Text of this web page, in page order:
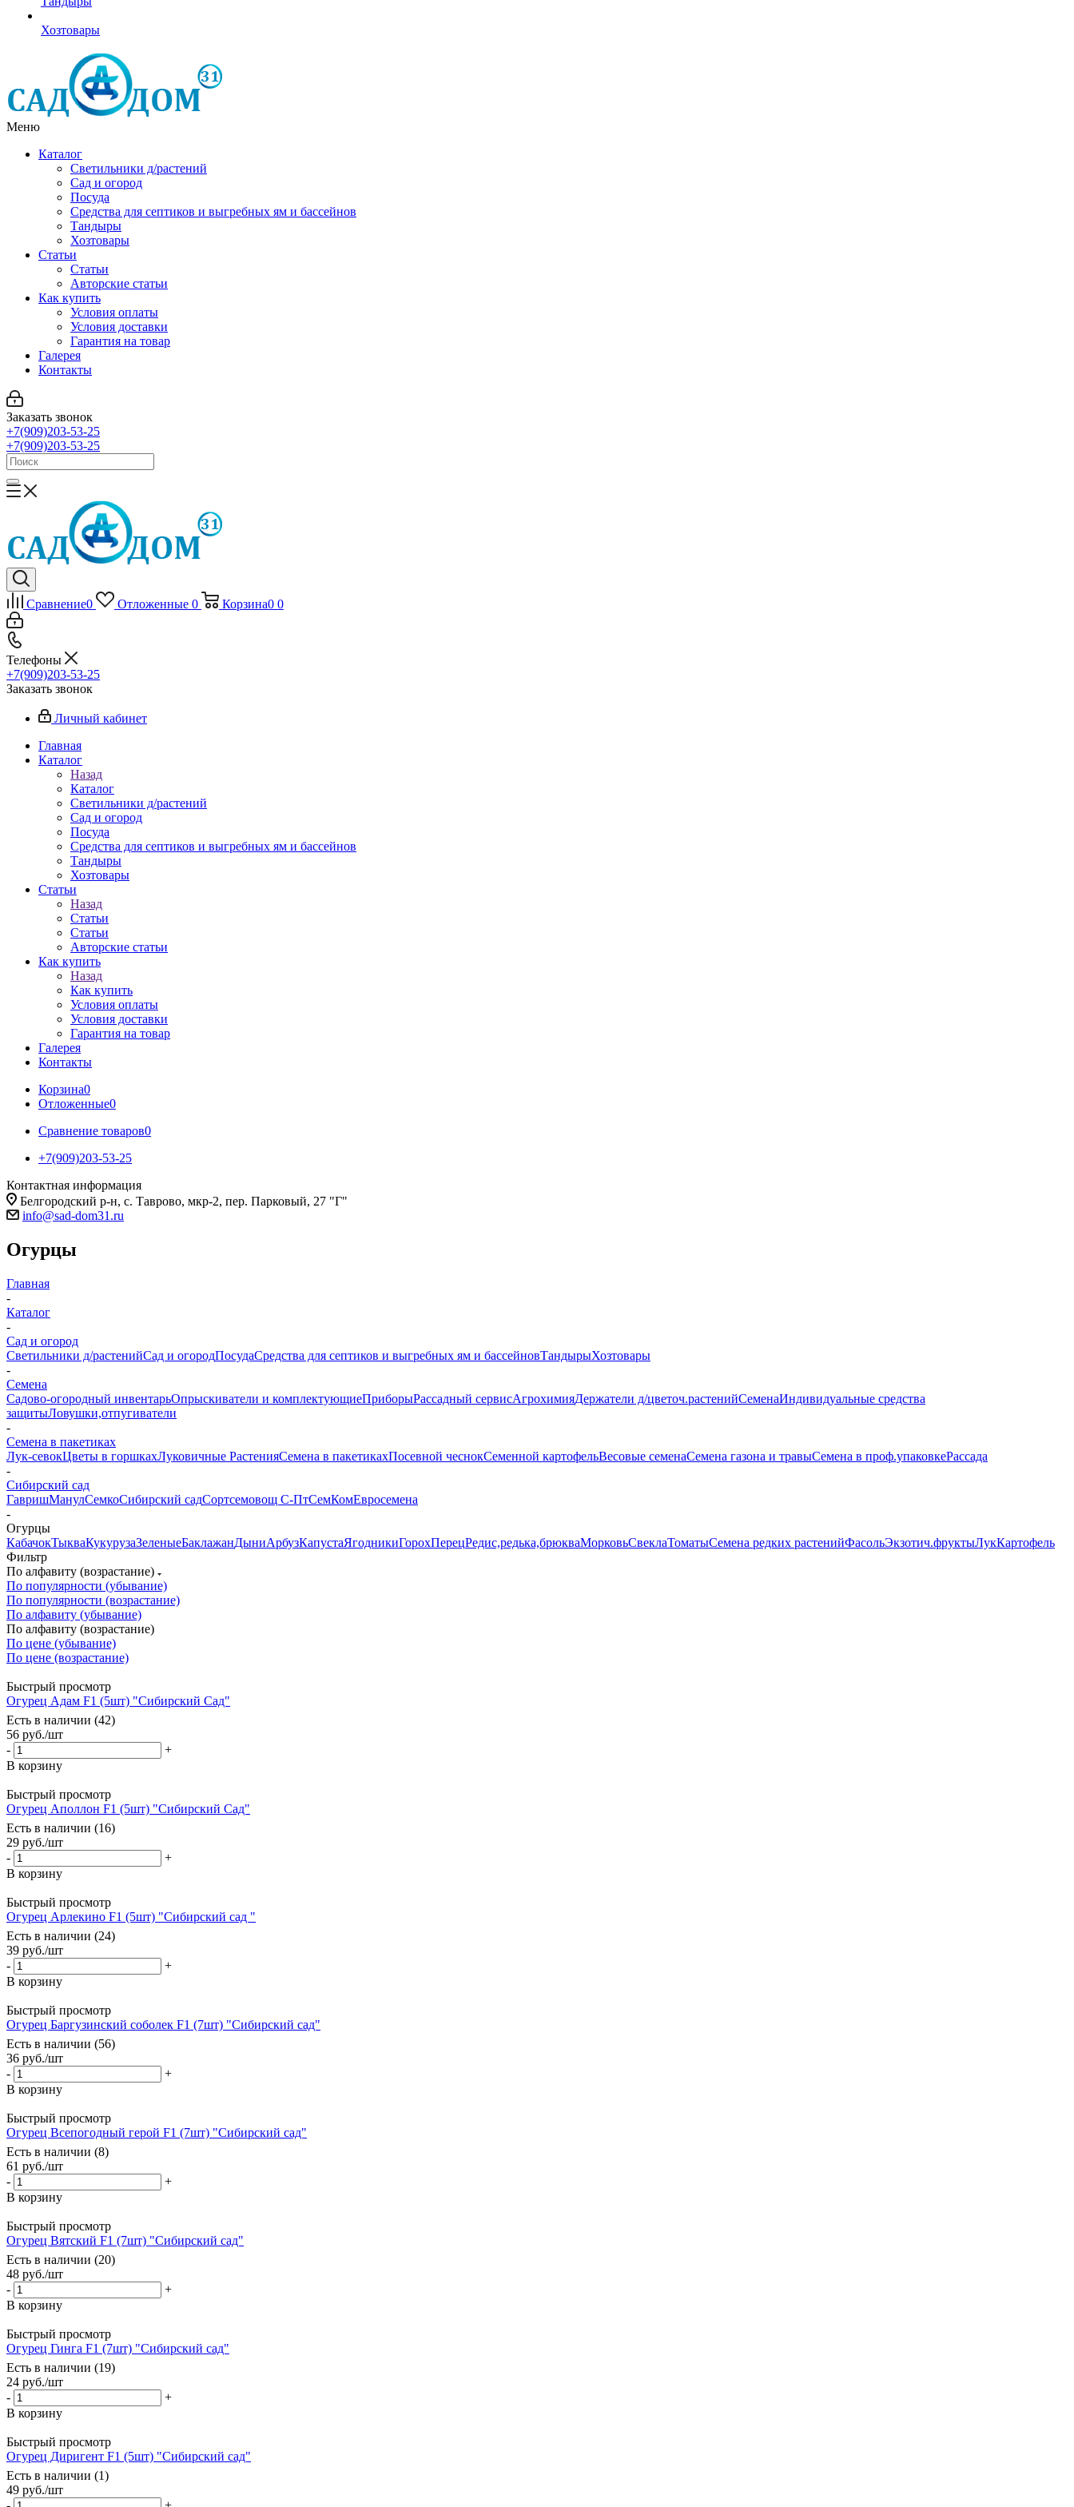
Хозтовары
Меню
Каталог
Светильники д/растений
Сад и огород
Посуда
Средства для септиков и выгребных ям и бассейнов
Тандыры
Хозтовары
Статьи
Статьи
Авторские статьи
Как купить
Условия оплаты
Условия доставки
Гарантия на товар
Галерея
Контакты
Заказать звонок
+7(909)203-53-25
+7(909)203-53-25
Сравнение0 Отложенные 0 Корзина0 0
Телефоны
+7(909)203-53-25
Заказать звонок
Личный кабинет
Главная
Каталог
Назад
Каталог
Светильники д/растений
Сад и огород
Посуда
Средства для септиков и выгребных ям и бассейнов
Тандыры
Хозтовары
Статьи
Назад
Статьи
Статьи
Авторские статьи
Как купить
Назад
Как купить
Условия оплаты
Условия доставки
Гарантия на товар
Галерея
Контакты
Корзина0
Отложенные0
Сравнение товаров0
+7(909)203-53-25
Контактная информация
Белгородский р-н, с. Таврово, мкр-2, пер. Парковый, 27 "Г"
info@sad-dom31.ru
Огурцы
Главная
-
Каталог
-
Сад и огород
Светильники д/растенийСад и огородПосудаСредства для септиков и выгребных ям и бассейновТандырыХозтовары
-
Семена
Садово-огородный инвентарьОпрыскиватели и комплектующиеПриборыРассадный сервисАгрохимияДержатели д/цветоч.растенийСеменаИндивидуальные средства
защитыЛовушки,отпугиватели
-
Семена в пакетиках
Лук-севокЦветы в горшкахЛуковичные РастенияСемена в пакетикахПосевной чеснокСеменной картофельВесовые семенаСемена газона и травыСемена в проф.упаковкеРассада
-
Сибирский сад
ГавришМанулСемкоСибирский садСортсемовощ С-ПтСемКомЕвросемена
-
Огурцы
КабачокТыкваКукурузаЗеленыеБаклажанДыниАрбузКапустаЯгодникиГорохПерецРедис,редька,брюкваМорковьСвеклаТоматыСемена редких растенийФасольЭкзотич.фруктыЛукКартофель
Фильтр
По алфавиту (возрастание)
По популярности (убывание)
По популярности (возрастание)
По алфавиту (убывание)
По алфавиту (возрастание)
По цене (убывание)
По цене (возрастание)
Быстрый просмотр
Огурец Адам F1 (5шт) "Сибирский Сад"
Есть в наличии (42)
56 руб./шт
-
+
В корзину
Быстрый просмотр
Огурец Аполлон F1 (5шт) "Сибирский Сад"
Есть в наличии (16)
29 руб./шт
-
+
В корзину
Быстрый просмотр
Огурец Арлекино F1 (5шт) "Сибирский сад "
Есть в наличии (24)
39 руб./шт
-
+
В корзину
Быстрый просмотр
Огурец Баргузинский соболек F1 (7шт) "Сибирский сад"
Есть в наличии (56)
36 руб./шт
-
+
В корзину
Быстрый просмотр
Огурец Всепогодный герой F1 (7шт) "Сибирский сад"
Есть в наличии (8)
61 руб./шт
-
+
В корзину
Быстрый просмотр
Огурец Вятский F1 (7шт) "Сибирский сад"
Есть в наличии (20)
48 руб./шт
-
+
В корзину
Быстрый просмотр
Огурец Гинга F1 (7шт) "Сибирский сад"
Есть в наличии (19)
24 руб./шт
-
+
В корзину
Быстрый просмотр
Огурец Диригент F1 (5шт) "Сибирский сад"
Есть в наличии (1)
49 руб./шт